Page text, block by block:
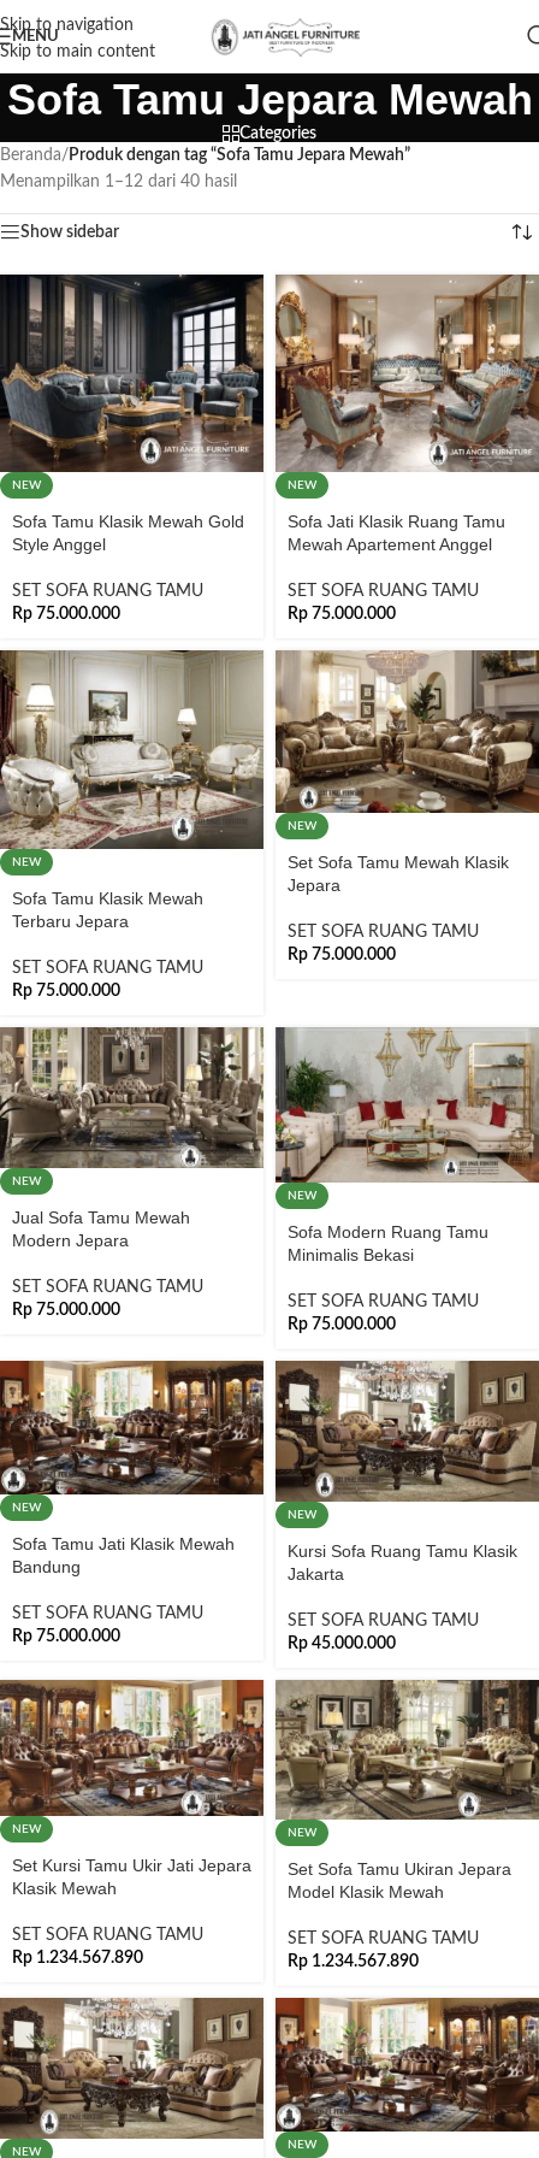
Skip to navigation
Skip to main content
MENU
Sofa Tamu Jepara Mewah
Categories
Beranda/ Produk dengan tag “Sofa Tamu Jepara Mewah”
Menampilkan 1–12 dari 40 hasil
Show sidebar
NEW
Sofa Tamu Klasik Mewah Gold
Style Anggel
SET SOFA RUANG TAMU
Rp 75.000.000
NEW
Sofa Jati Klasik Ruang Tamu
Mewah Apartement Anggel
SET SOFA RUANG TAMU
Rp 75.000.000
NEW
Sofa Tamu Klasik Mewah
Terbaru Jepara
SET SOFA RUANG TAMU
Rp 75.000.000
NEW
Set Sofa Tamu Mewah Klasik
Jepara
SET SOFA RUANG TAMU
Rp 75.000.000
NEW
Jual Sofa Tamu Mewah
Modern Jepara
SET SOFA RUANG TAMU
Rp 75.000.000
NEW
Sofa Modern Ruang Tamu
Minimalis Bekasi
SET SOFA RUANG TAMU
Rp 75.000.000
NEW
Sofa Tamu Jati Klasik Mewah
Bandung
SET SOFA RUANG TAMU
Rp 75.000.000
NEW
Kursi Sofa Ruang Tamu Klasik
Jakarta
SET SOFA RUANG TAMU
Rp 45.000.000
NEW
Set Kursi Tamu Ukir Jati Jepara
Klasik Mewah
SET SOFA RUANG TAMU
Rp 1.234.567.890
NEW
Set Sofa Tamu Ukiran Jepara
Model Klasik Mewah
SET SOFA RUANG TAMU
Rp 1.234.567.890
NEW
NEW